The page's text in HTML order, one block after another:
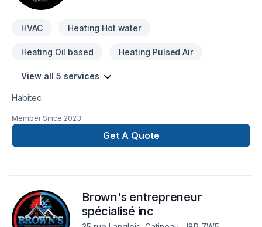
expérience, innovation et rigueur. Notre équipe
HVAC Heating Hot water
Heating Oil based Heating Pulsed Air
View all 5 services
Habitec
Member Since 2023
Get A Quote
Brown's entrepreneur
spécialisé inc